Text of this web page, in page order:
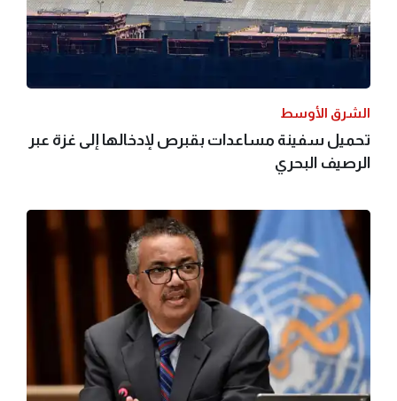
الشرق الأوسط
تحميل سفينة مساعدات بقبرص لإدخالها إلى غزة عبر
الرصيف البحري